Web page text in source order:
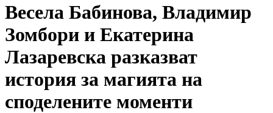
Весела Бабинова, Владимир
Зомбори и Екатерина
Лазаревска разказват
история за магията на
споделените моменти